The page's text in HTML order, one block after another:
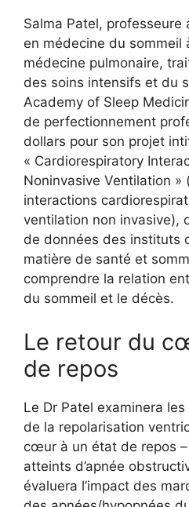
Salma Patel,
en médecine du sommeil
médecine pulmonaire,
des soins intensifs et du
Academy of Sleep
de perfectionnement
dollars pour son projet
« Cardiorespiratory
Noninvasive Ventilation »
interactions
ventilation non invasive),
de données des instituts
matière de santé et
comprendre la relation
du sommeil et le décès.
Le retour du
de repos
Le Dr Patel examinera
de la repolarisation
cœur à un état de repos
atteints d’apnée
évaluera l’impact des